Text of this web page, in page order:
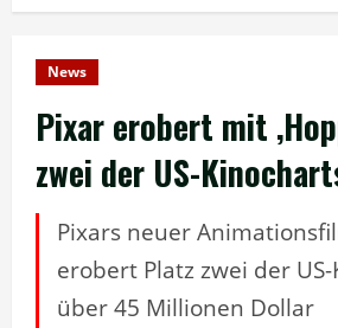
News
Pixar erobert mit
zwei der US-
Pixars neuer
erobert Platz zwei der
über 45 Millionen Dollar